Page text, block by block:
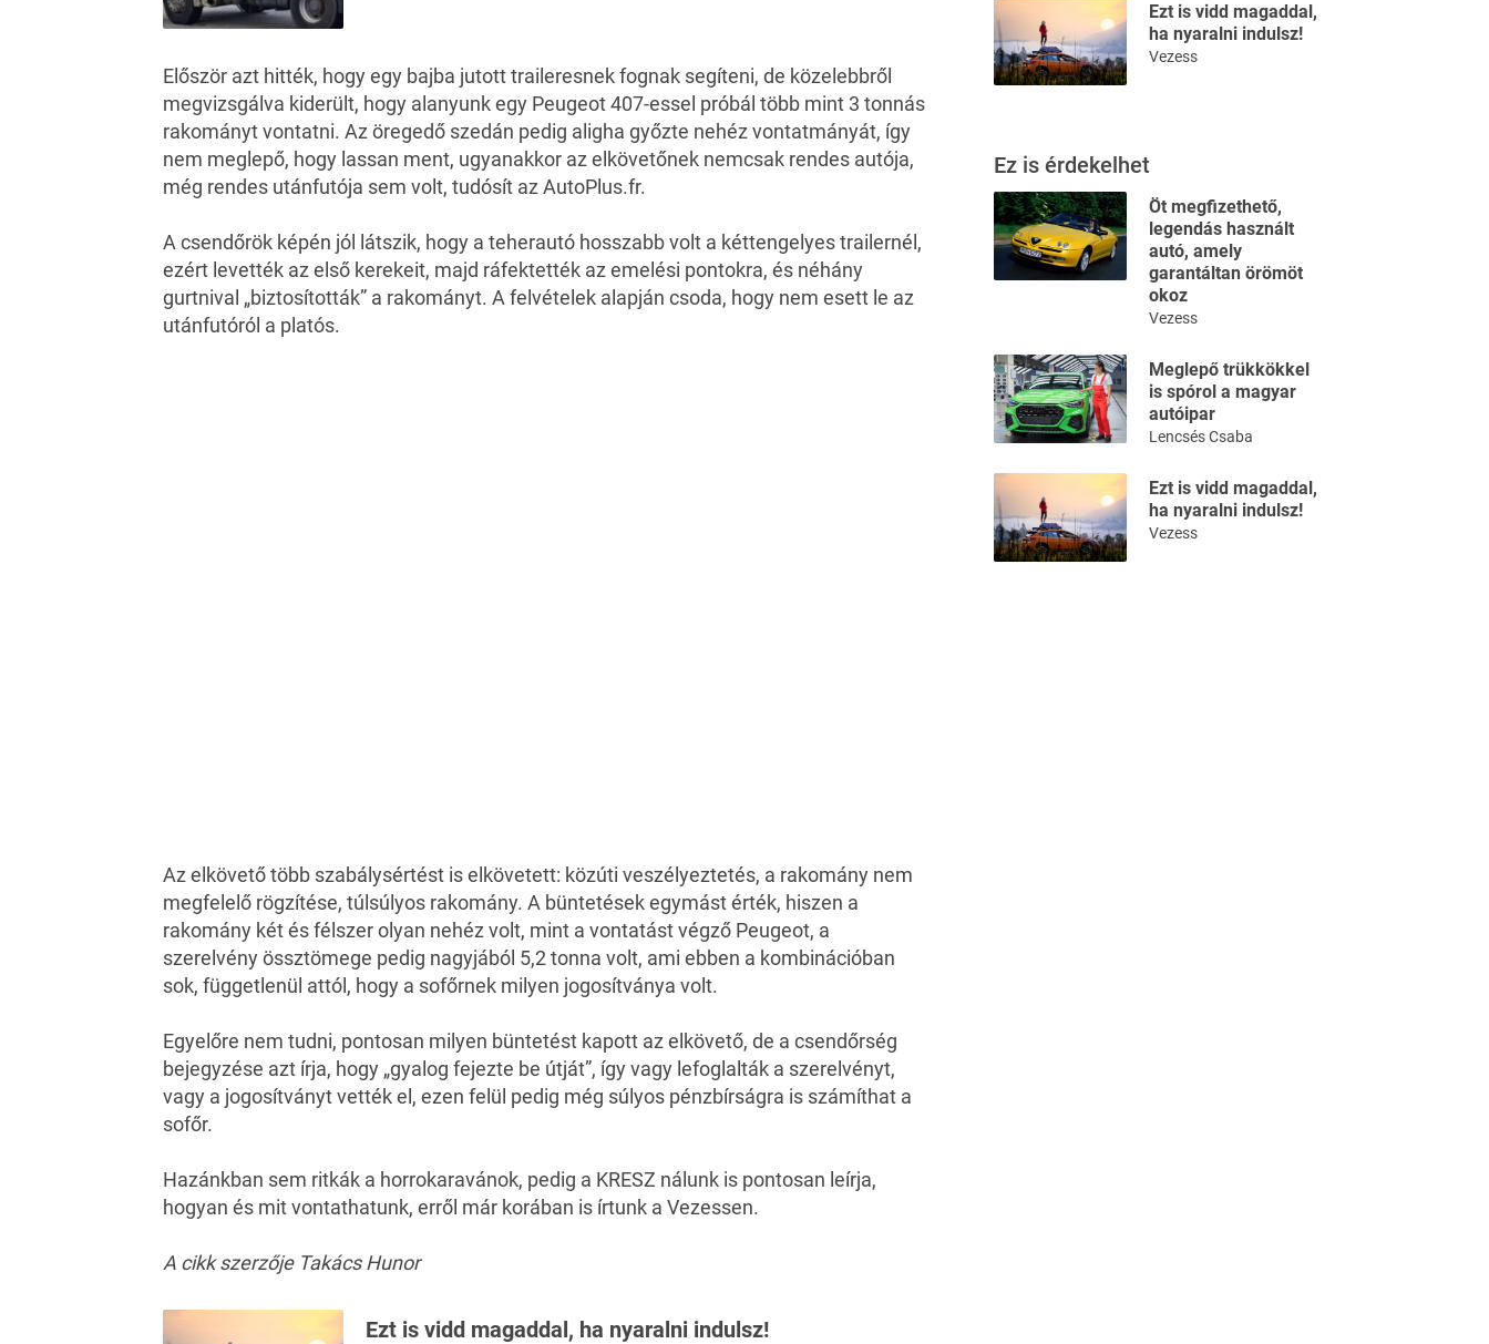
Először azt hitték, hogy egy bajba jutott traileresnek fognak segíteni, de közelebbről
megvizsgálva kiderült, hogy alanyunk egy Peugeot 407-essel próbál több mint 3 tonnás
rakományt vontatni. Az öregedő szedán pedig aligha győzte nehéz vontatmányát, így
nem meglepő, hogy lassan ment, ugyanakkor az elkövetőnek nemcsak rendes autója,
még rendes utánfutója sem volt, tudósít az AutoPlus.fr.
A csendőrök képén jól látszik, hogy a teherautó hosszabb volt a kéttengelyes trailernél,
ezért levették az első kerekeit, majd ráfektették az emelési pontokra, és néhány
gurtnival „biztosították” a rakományt. A felvételek alapján csoda, hogy nem esett le az
utánfutóról a platós.
Az elkövető több szabálysértést is elkövetett: közúti veszélyeztetés, a rakomány nem
megfelelő rögzítése, túlsúlyos rakomány. A büntetések egymást érték, hiszen a
rakomány két és félszer olyan nehéz volt, mint a vontatást végző Peugeot, a
szerelvény össztömege pedig nagyjából 5,2 tonna volt, ami ebben a kombinációban
sok, függetlenül attól, hogy a sofőrnek milyen jogosítványa volt.
Egyelőre nem tudni, pontosan milyen büntetést kapott az elkövető, de a csendőrség
bejegyzése azt írja, hogy „gyalog fejezte be útját”, így vagy lefoglalták a szerelvényt,
vagy a jogosítványt vették el, ezen felül pedig még súlyos pénzbírságra is számíthat a
sofőr.
Hazánkban sem ritkák a horrokaravánok, pedig a KRESZ nálunk is pontosan leírja,
hogyan és mit vontathatunk, erről már korában is írtunk a Vezessen.
A cikk szerzője Takács Hunor
Ezt is vidd magaddal, ha nyaralni indulsz!
Ezt is vidd magaddal,
ha nyaralni indulsz!
Vezess
Ez is érdekelhet
Öt megfizethető,
legendás használt
autó, amely
garantáltan örömöt
okoz
Vezess
Meglepő trükkökkel
is spórol a magyar
autóipar
Lencsés Csaba
Ezt is vidd magaddal,
ha nyaralni indulsz!
Vezess